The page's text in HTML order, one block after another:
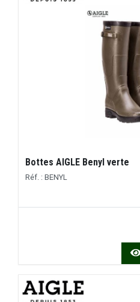
Bottes AIGLE Benyl verte
Réf. : BENYL